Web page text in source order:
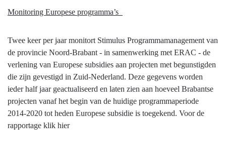
Monitoring Europese programma’s
Twee keer per jaar monitort Stimulus Programmamanagement van
de provincie Noord-Brabant - in samenwerking met ERAC - de
verlening van Europese subsidies aan projecten met begunstigden
die zijn gevestigd in Zuid-Nederland. Deze gegevens worden
ieder half jaar geactualiseerd en laten zien aan hoeveel Brabantse
projecten vanaf het begin van de huidige programmaperiode
2014-2020 tot heden Europese subsidie is toegekend. Voor de
rapportage klik hier